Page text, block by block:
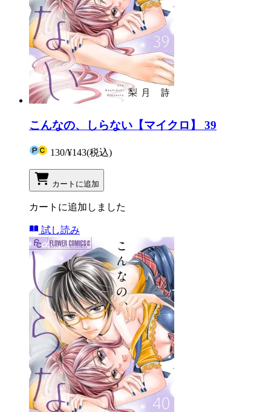
こんなの、しらない【マイクロ】 39
130/¥143(税込)
カートに追加
カートに追加しました
試し読み